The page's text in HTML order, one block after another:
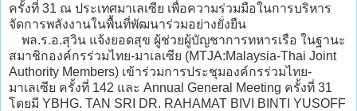
ครั้งที่ 31 ณ ประเทศมาเลเซีย เพื่อความร่วมมือในการบริหาร
จัดการพลังงานในพื้นที่พัฒนาร่วมอย่างยั่งยืน
พล.ร.อ.สุวิน แจ้งยอดสุข ผู้ช่วยผู้บัญชาการทหารเรือ ในฐานะ
สมาชิกองค์กรร่วมไทย-มาเลเซีย (MTJA:Malaysia-Thai Joint
Authority Members) เข้าร่วมการประชุมองค์กรร่วมไทย-
มาเลเซีย ครั้งที่ 142 และ Annual General Meeting ครั้งที่ 31
โดยมี YBHG. TAN SRI DR. RAHAMAT BIVI BINTI YUSOFF